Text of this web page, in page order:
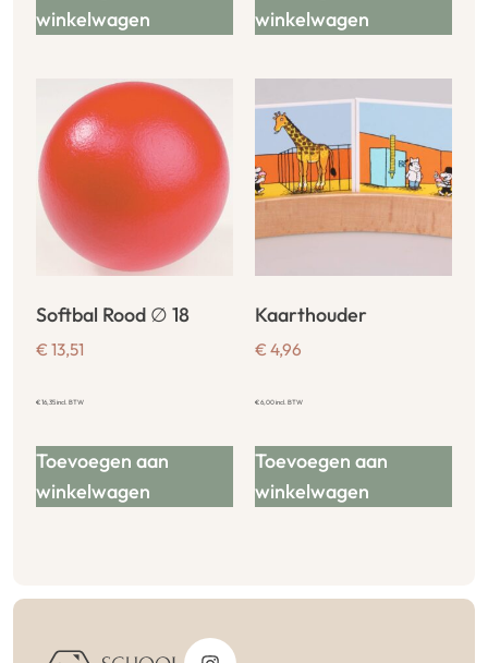
winkelwagen
winkelwagen
Softbal Rood ∅ 18
€ 13,51
€16,35incl. BTW
Toevoegen aan
winkelwagen
Kaarthouder
€ 4,96
€6,00incl. BTW
Toevoegen aan
winkelwagen